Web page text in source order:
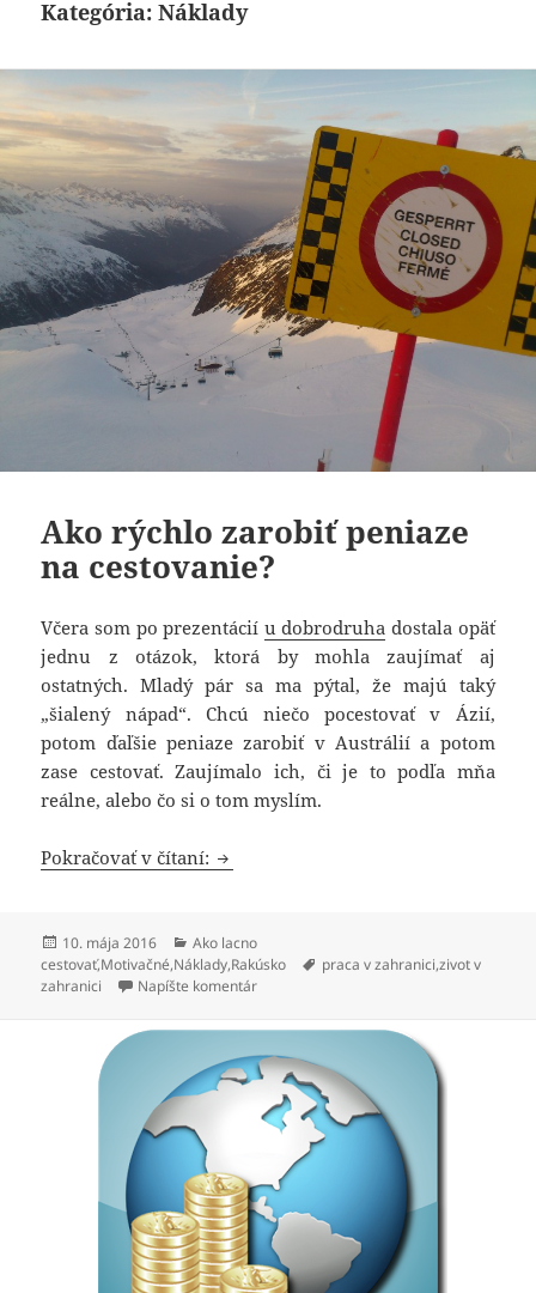
Kategória:Náklady
Ako rýchlo zarobiť peniaze
na cestovanie?
Včera som po prezentácií u dobrodruha dostala opäť
jednu z otázok, ktorá by mohla zaujímať aj
ostatných. Mladý pár sa ma pýtal, že majú taký
„šialený nápad“. Chcú niečo pocestovať v Ázií,
potom ďaľšie peniaze zarobiť v Austrálií a potom
zase cestovať. Zaujímalo ich, či je to podľa mňa
reálne, alebo čo si o tom myslím.
Pokračovať v čítaní: Ako rýchlo zarobiť peniaze na
Publikované
10. mája 2016 Kategórie
Ako lacno
cestovať,Motivačné,Náklady,Rakúsko Značky
praca v zahranici,zivot v
zahranici
Napíšte komentárk Ako rýchlo zarobiť peniaze na